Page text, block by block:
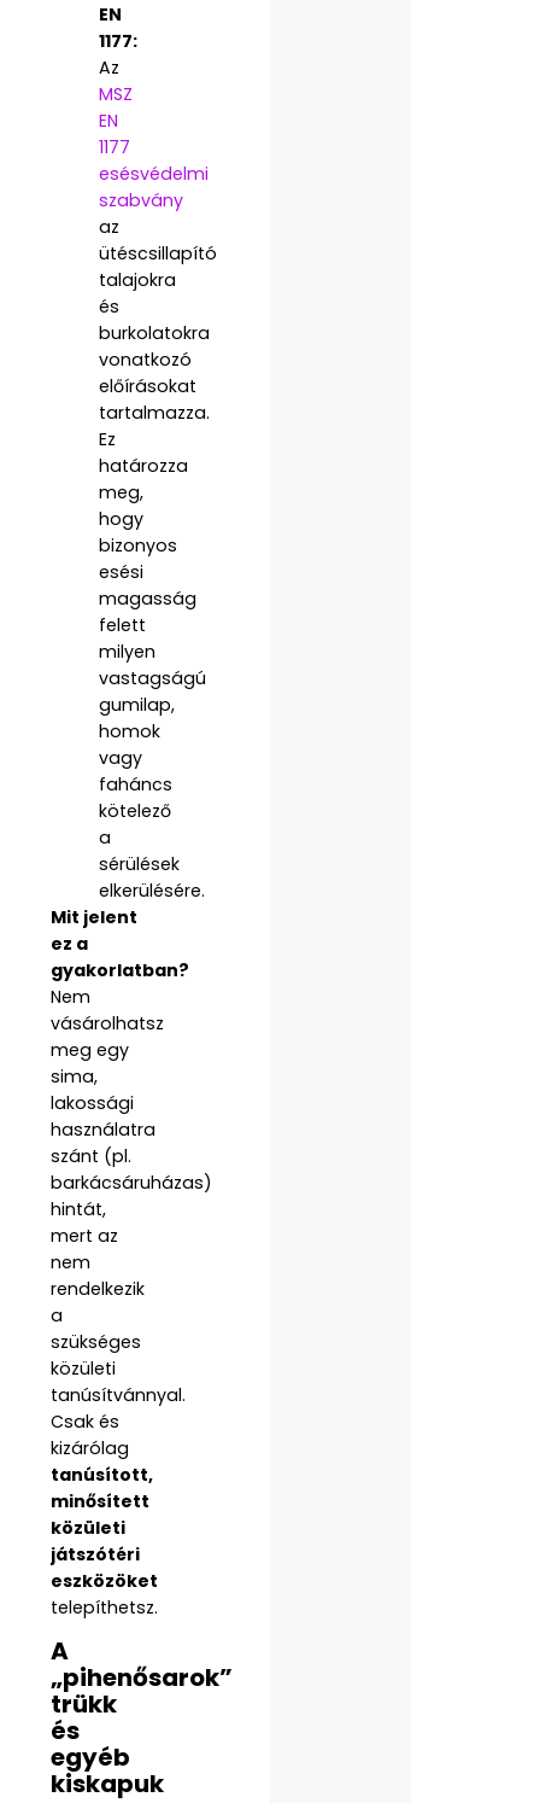
EN
1177:
Az
MSZ
EN
1177
esésvédelmi
szabvány
az
ütéscsillapító
talajokra
és
burkolatokra
vonatkozó
előírásokat
tartalmazza.
Ez
határozza
meg,
hogy
bizonyos
esési
magasság
felett
milyen
vastagságú
gumilap,
homok
vagy
faháncs
kötelező
a
sérülések
elkerülésére.
Mit jelent
ez a
gyakorlatban?
Nem
vásárolhatsz
meg egy
sima,
lakossági
használatra
szánt (pl.
barkácsáruházas)
hintát,
mert az
nem
rendelkezik
a
szükséges
közületi
tanúsítvánnyal.
Csak és
kizárólag
tanúsított,
minősített
közületi
játszótéri
eszközöket
telepíthetsz.
A
„pihenősarok”
trükk
és
egyéb
kiskapuk